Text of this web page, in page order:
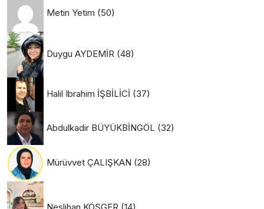
Metin Yetim (50)
Duygu AYDEMİR (48)
Halil Ibrahim İŞBİLİCİ (37)
Abdulkadir BÜYÜKBİNGÖL (32)
Mürüvvet ÇALIŞKAN (28)